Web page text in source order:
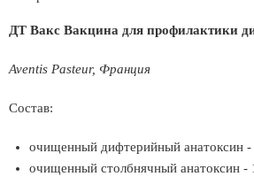
ДТ Вакс Вакцина для профилактики
Aventis Pasteur, Франция
Состав:
очищенный дифтерийный анатоксин -
очищенный столбнячный анатоксин -